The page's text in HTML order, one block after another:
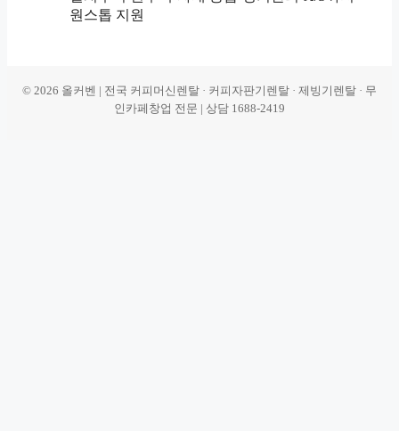
원스톱 지원
© 2026 올커벤 | 전국 커피머신렌탈 · 커피자판기렌탈 · 제빙기렌탈 · 무
인카페창업 전문 | 상담 1688-2419